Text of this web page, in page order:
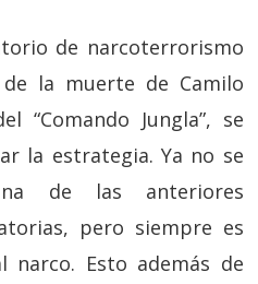
de narcoterrorismo
la muerte de Camilo
“Comando Jungla”, se
la estrategia. Ya no se
de las anteriores
pero siempre es
narco. Esto además de